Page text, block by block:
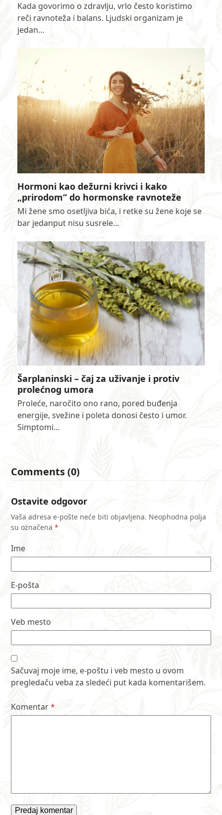
Kada govorimo o zdravlju, vrlo često koristimo
reči ravnoteža i balans. Ljudski organizam je
jedan…
Hormoni kao dežurni krivci i kako
„prirodom“ do hormonske ravnoteže
Mi žene smo osetljiva bića, i retke su žene koje se
bar jedanput nisu susrele…
Šarplaninski – čaj za uživanje i protiv
prolećnog umora
Proleće, naročito ono rano, pored buđenja
energije, svežine i poleta donosi često i umor.
Simptomi…
Comments (0)
Ostavite odgovor
Vaša adresa e-pošte neće biti objavljena. Neophodna polja
su označena*
Ime
E-pošta
Veb mesto
Sačuvaj moje ime, e-poštu i veb mesto u ovom
pregledaču veba za sledeći put kada komentarišem.
Komentar*